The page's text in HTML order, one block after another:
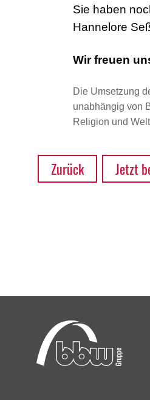
Sie haben
Hannelore
Wir freuen
Die Umsetzung
unabhängig von
Religion und
Zurück Jetzt